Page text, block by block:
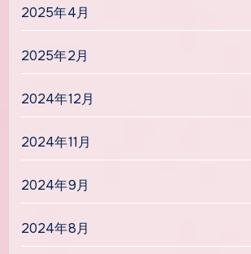
2025年4月
2025年2月
2024年12月
2024年11月
2024年9月
2024年8月